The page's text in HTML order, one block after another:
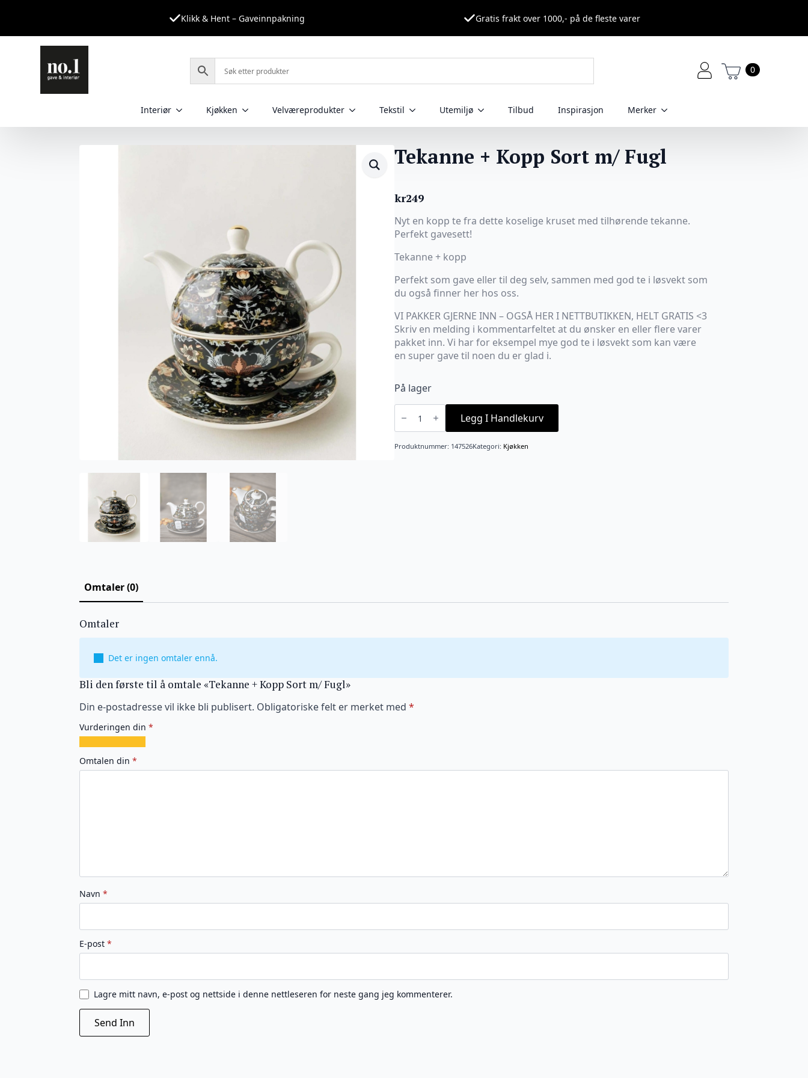
Klikk & Hent – Gaveinnpakning Gratis frakt over 1000,- på de fleste varer
0
Interiør Kjøkken Velværeprodukter Tekstil Utemiljø Tilbud Inspirasjon Merker
Tekanne + Kopp Sort m/ Fugl
kr249
Nyt en kopp te fra dette koselige kruset med tilhørende tekanne.
Perfekt gavesett!
Tekanne + kopp
Perfekt som gave eller til deg selv, sammen med god te i løsvekt som
du også finner her hos oss.
VI PAKKER GJERNE INN – OGSÅ HER I NETTBUTIKKEN, HELT GRATIS <3
Skriv en melding i kommentarfeltet at du ønsker en eller flere varer
pakket inn. Vi har for eksempel mye god te i løsvekt som kan være
en super gave til noen du er glad i.
På lager
Tekanne
Sort
m/
Fugl
Legg I Handlekurv
Produktnummer: 147526Kategori: Kjøkken
Omtaler (0)
Omtaler
Det er ingen omtaler ennå.
Bli den første til å omtale «Tekanne + Kopp Sort m/ Fugl»
Din e-postadresse vil ikke bli publisert. Obligatoriske felt er merket med *
Vurderingen din *
av
5
av
5
av
5
av
5
av
5
Omtalen din *
Navn *
E-post *
Lagre mitt navn, e-post og nettside i denne nettleseren for neste gang jeg kommenterer.